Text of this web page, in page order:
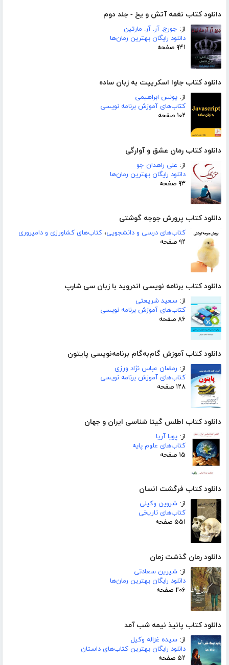
دانلود کتاب نغمه آتش و یخ - جلد دوم
از: جورج. آر. آر. مارتین
دانلود رایگان بهترین رمان‌ها
۹۴۱ صفحه
دانلود کتاب جاوا اسکریپت به زبان ساده
از: یونس ابراهیمی
کتاب‌های آموزش برنامه نویسی
۱۰۲ صفحه
دانلود کتاب رمان عشق و آوارگی
از: علی راهدان جو
دانلود رایگان بهترین رمان‌ها
۹۳ صفحه
دانلود کتاب پرورش جوجه گوشتی
کتاب‌های درسی و دانشجویی، کتاب‌های کشاورزی و دامپروری
۹۲ صفحه
دانلود کتاب برنامه نویسی اندروید با زبان سی شارپ
از: سعید شریعتی
کتاب‌های آموزش برنامه نویسی
۸۶ صفحه
دانلود کتاب آموزش گام‌به‌گام برنامه‌نویسی پایتون
از: رمضان عباس نژاد ورزی
کتاب‌های آموزش برنامه نویسی
۱۲۸ صفحه
دانلود کتاب اطلس گیتا شناسی ایران و جهان
از: پویا آریا
کتاب‌های علوم پایه
۱۵ صفحه
دانلود کتاب فرگشت انسان
از: شروین وکیلی
کتاب‌های تاریخی
۵۵۱ صفحه
دانلود رمان گذشت زمان
از: شیرین سعادتی
دانلود رایگان بهترین رمان‌ها
۲۰۶ صفحه
دانلود کتاب پانیذ نیمه شب آمد
از: سیده غزاله وکیل
دانلود رایگان بهترین کتاب‌های داستان
۵۲ صفحه